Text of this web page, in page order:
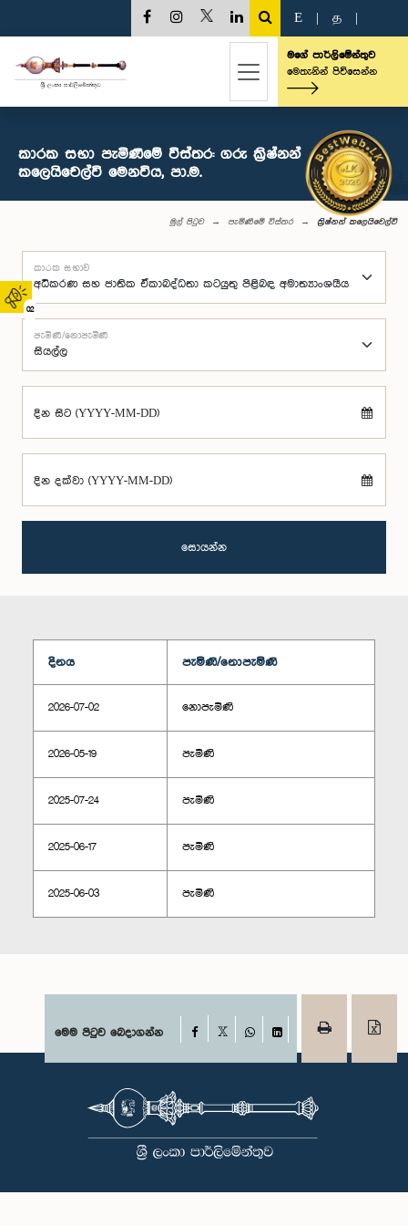
02
E த
මගේ පාර්ලිමේන්තුව
මෙතැනින් පිවිසෙන්න
කාරක සභා පැමිණීමේ විස්තර: ගරු ක්‍රිෂ්නන්
කලෙයිචෙල්වි මෙනවිය, පා.ම.
මුල් පිටුව පැමිණීමේ විස්තර ක්‍රිෂ්නන් කලෙයිචෙල්වි
කාරක සභාව
පැමිණි/නොපැමිණි
දින සිට (YYYY-MM-DD)
දින දක්වා (YYYY-MM-DD)
සොයන්න
දිනය පැමිණි/නොපැමිණි
2026-07-02 නොපැමිණි
2026-05-19 පැමිණි
2025-07-24 පැමිණි
2025-06-17 පැමිණි
2025-06-03 පැමිණි
මෙම පිටුව බෙදාගන්න Facebook
WhatsAppLinkedIn